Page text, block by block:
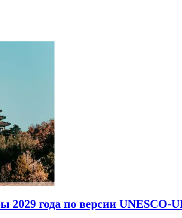
2029 года по версии UNESCO-